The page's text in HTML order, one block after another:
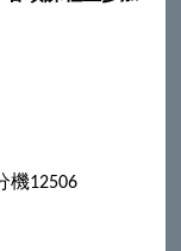
機12506